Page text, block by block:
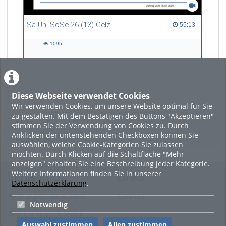
Diese Webseite verwendet Cookies
Wir verwenden Cookies, um unsere Website optimal für Sie
zu gestalten. Mit dem Bestätigen des Buttons "Akzeptieren"
stimmen Sie der Verwendung von Cookies zu. Durch
Anklicken der untenstehenden Checkboxen können Sie
auswählen, welche Cookie-Kategorien Sie zulassen
möchten. Durch Klicken auf die Schaltfläche "Mehr
anzeigen" erhalten Sie eine Beschreibung jeder Kategorie.
Weitere Informationen finden Sie in unserer
Datenschutzerklärung.
Notwendig
Andreas Bucherer
Charlotte Coudert
Matthias Dümpelmann
Jessica Günzle
Sotirios Kalousios
Yuna Yacong Liu
Anna Maschewski
Houman Masnavi
Martin Mráz
Raghu Rajan
Concepcion Sainz Rueda
Evelyn Rusdea
Judith Saurer
Fabian Schmidt
Sa-Uni SoSe 26 (13) Gelz 55:13
55:13 duration
1095
LADE MEHR
Featured
Beliebtheit
Legal Info
Nutzungsbedingungen
Datenschutzerklärung
Links
Sitemap